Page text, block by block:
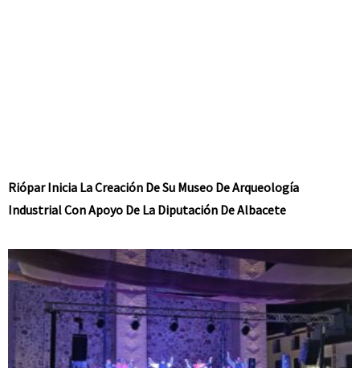
Riópar Inicia La Creación De Su Museo De Arqueología
Industrial Con Apoyo De La Diputación De Albacete